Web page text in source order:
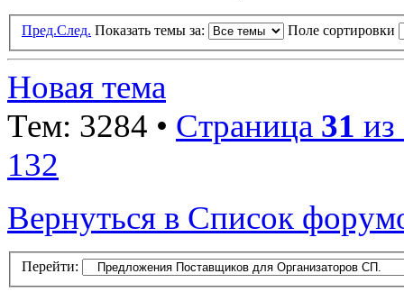
Пред.След. Показать темы за: Поле сортировки
Новая тема
Тем: 3284 • Страница 31 из
132
Вернуться в Список
Перейти: